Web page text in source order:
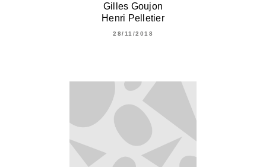
Gilles Goujon
Henri Pelletier
28/11/2018